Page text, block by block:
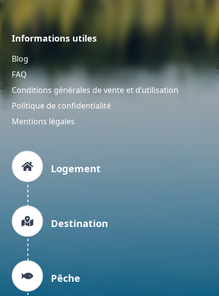
Informations utiles
Blog
FAQ
Conditions générales de vente et d’utilisation
Politique de confidentialité
Mentions légales
Logement
Destination
Pêche